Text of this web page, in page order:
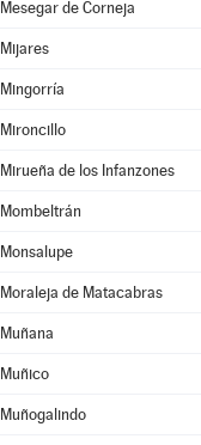
Mesegar de Corneja
Mijares
Mingorría
Mironcillo
Mirueña de los Infanzones
Mombeltrán
Monsalupe
Moraleja de Matacabras
Muñana
Muñico
Muñogalindo